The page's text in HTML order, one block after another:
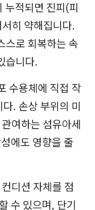
누적되면 진피(피
히 약해집니다.
스로 회복하는 속
습니다.
수용체에 직접 작
. 손상 부위의 미
여하는 섬유아세
에도 영향을 줄
디션 자체를 점
수 있으며, 단기